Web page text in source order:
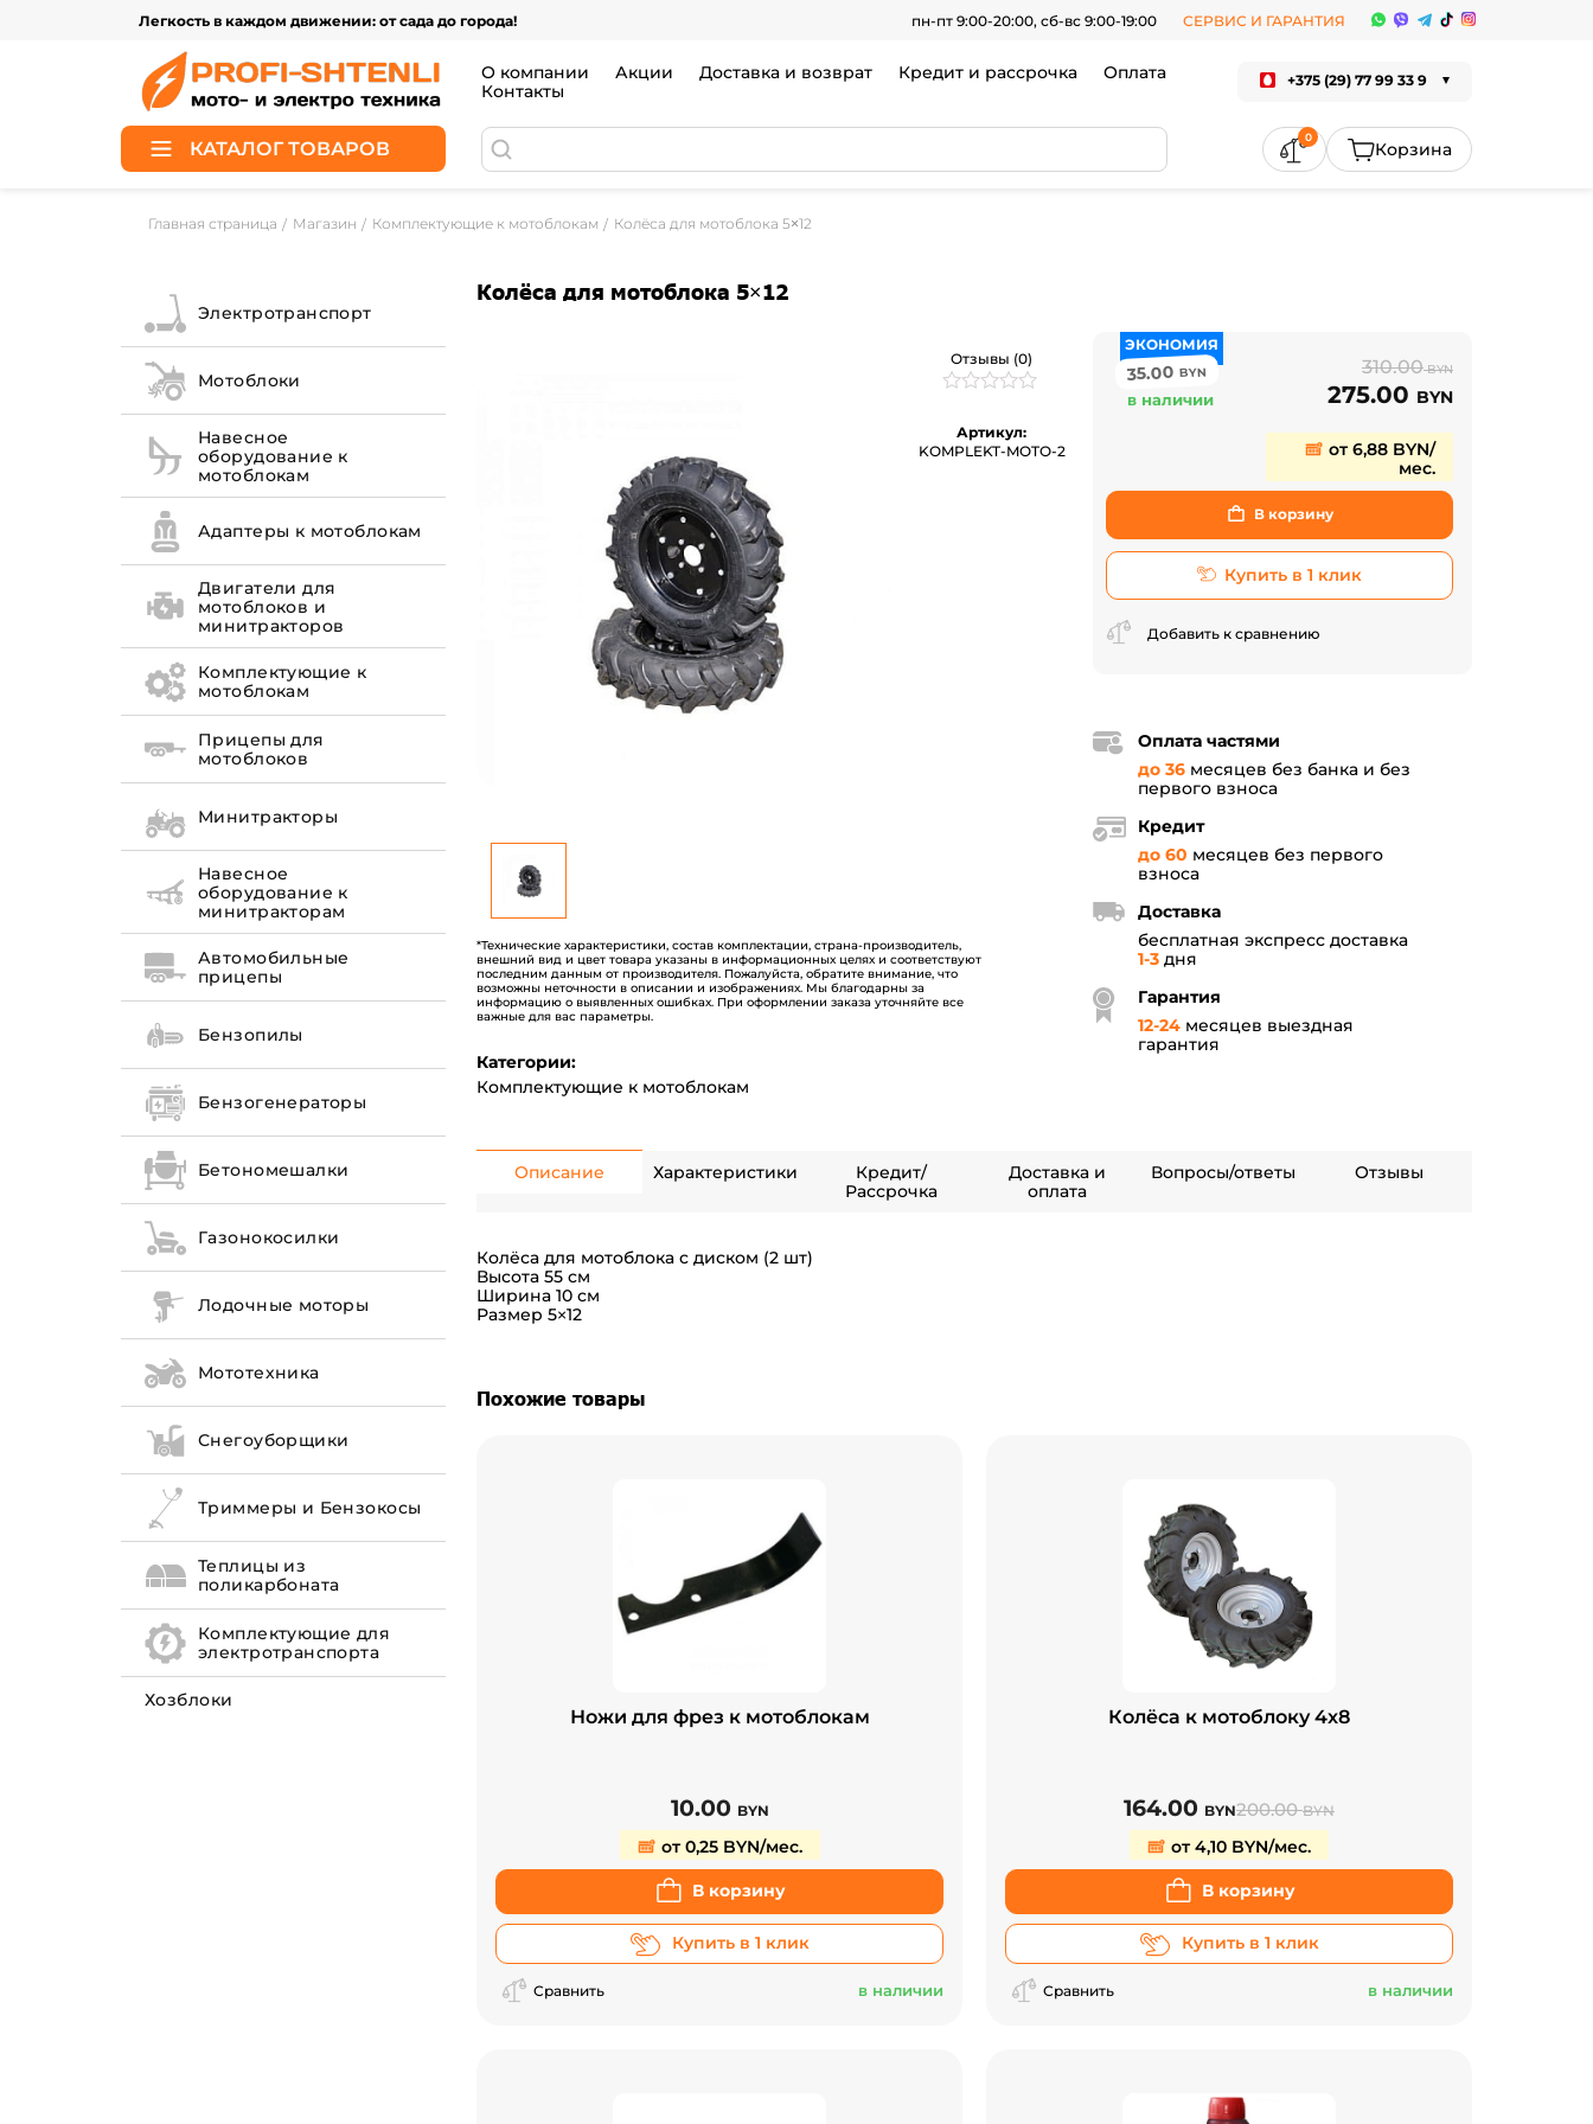
Легкость в каждом движении: от сада до города! пн-пт 9:00-20:00, сб-вс 9:00-19:00 СЕРВИС И ГАРАНТИЯ
О компании Акции Доставка и возврат Кредит и рассрочка
Оплата
Контакты
+375 (29) 77 99 33 9
КАТАЛОГ ТОВАРОВ
0
Главная страница Магазин Комплектующие к мотоблокам Колёса для мотоблока 5×12
Электротранспорт
Мотоблоки
Навесное
оборудование к
мотоблокам
Адаптеры к мотоблокам
Двигатели для
мотоблоков и
минитракторов
Комплектующие к
мотоблокам
Прицепы для
мотоблоков
Минитракторы
Навесное
оборудование к
минитракторам
Автомобильные
прицепы
Бензопилы
Бензогенераторы
Бетономешалки
Газонокосилки
Лодочные моторы
Мототехника
Снегоуборщики
Триммеры и Бензокосы
Теплицы из
поликарбоната
Комплектующие для
электротранспорта
Хозблоки
Колёса для мотоблока 5×12
Отзывы (0)
из
5
Артикул:
KOMPLEKT-MOTO-2
*Технические характеристики, состав комплектации, страна-производитель,
внешний вид и цвет товара указаны в информационных целях и соответствуют
последним данным от производителя. Пожалуйста, обратите внимание, что
возможны неточности в описании и изображениях. Мы благодарны за
информацию о выявленных ошибках. При оформлении заказа уточняйте все
важные для вас параметры.
Категории:
Комплектующие к мотоблокам
ЭКОНОМИЯ
35.00BYN
в наличии
310.00BYN
275.00 BYN
от 6,88 BYN/
мес.
В корзину
Купить в 1 клик
Добавить к сравнению
Оплата частями
до 36 месяцев без банка и без
первого взноса
Кредит
до 60 месяцев без первого
взноса
Доставка
бесплатная экспресс доставка
1-3 дня
Гарантия
12-24 месяцев выездная
гарантия
Описание Характеристики
Кредит/
Рассрочка
Доставка и
оплата
Вопросы/ответы Отзывы
Колёса для мотоблока с диском (2 шт)
Высота 55 см
Ширина 10 см
Размер 5×12
Похожие товары
Ножи для фрез к мотоблокам
10.00 BYN
от 0,25 BYN/мес.
В корзину
Купить в 1 клик
Сравнить в наличии
Колёса к мотоблоку 4x8
164.00 BYN200.00BYN
от 4,10 BYN/мес.
В корзину
Купить в 1 клик
Сравнить в наличии